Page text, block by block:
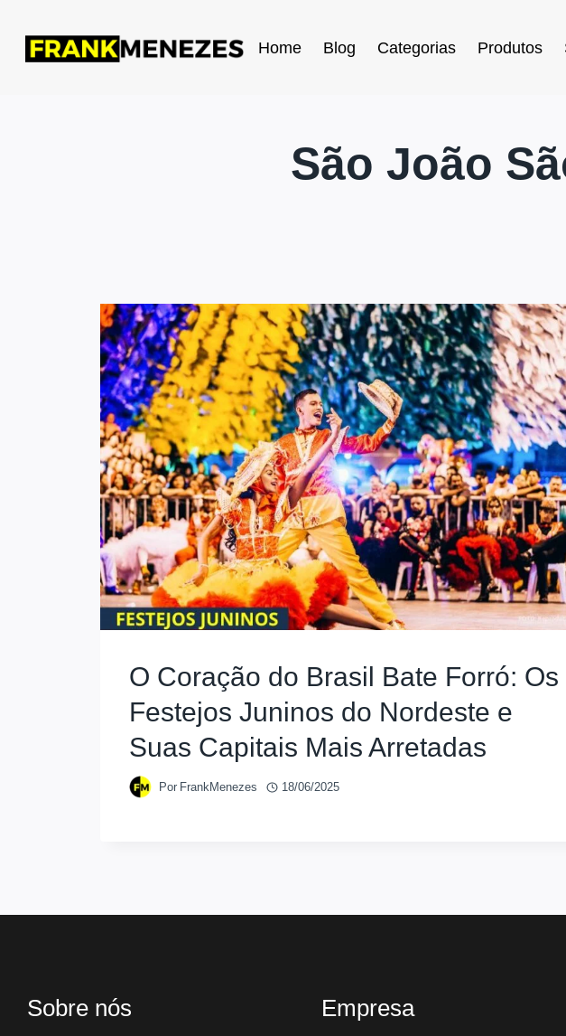
Home Blog Categorias Produtos
São João
O Coração do Brasil Bate Forró: Os
Festejos Juninos do Nordeste e
Suas Capitais Mais Arretadas
Por FrankMenezes 18/06/2025
Sobre nós Empresa